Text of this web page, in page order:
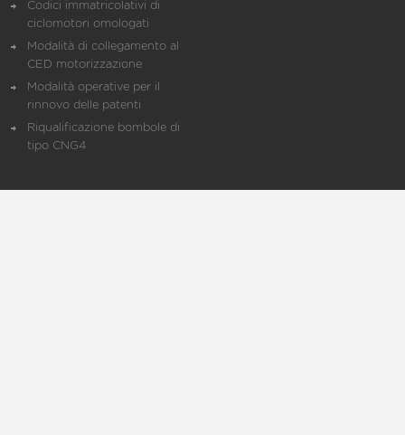
Codici immatricolativi di
ciclomotori omologati
Modalità di collegamento al
CED motorizzazione
Modalità operative per il
rinnovo delle patenti
Riqualificazione bombole di
tipo CNG4